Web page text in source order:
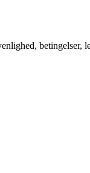
betingelser,